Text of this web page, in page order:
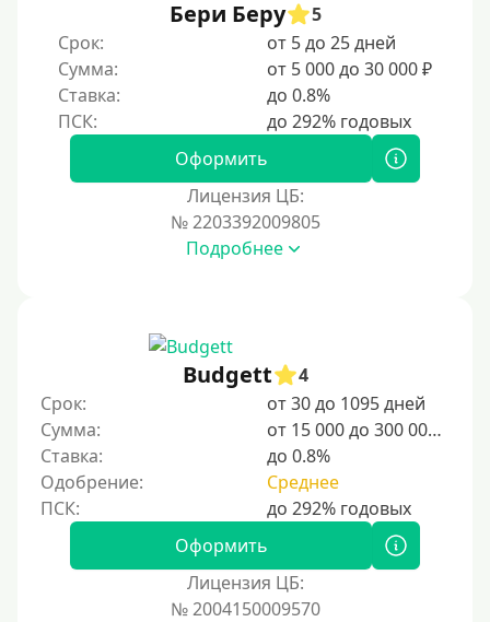
Без прописки
Без регистрации
С временной регистрацией
Без подтверждения личности
Пенсионерам до 70 лет
Пенсионерам до 85 лет
Безработным
Даже бомжам
Без указания места работы
Для иностранных граждан
Для иностранных граждан Украины
Для иностранных граждан Казахстана
Для иностранных граждан Кыргызстана
Бери Беру
5
Срок:
от 5 до 25 дней
Сумма:
от 5 000 до 30 000 ₽
Ставка:
до 0.8%
Оформить
Лицензия ЦБ:
№ 2203392009805
Подробнее
Budgett
4
Срок:
от 30 до 1095 дней
Сумма:
от 15 000 до 300 000 ₽
Ставка:
до 0.8%
Одобрение:
Среднее
Оформить
Лицензия ЦБ:
№ 2004150009570